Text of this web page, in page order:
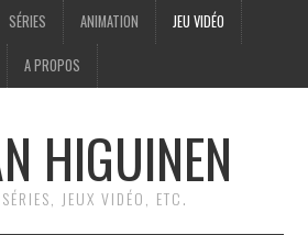
SÉRIES ANIMATION JEU VIDÉO
A PROPOS
HIGUINEN
JEUX VIDÉO, ETC.